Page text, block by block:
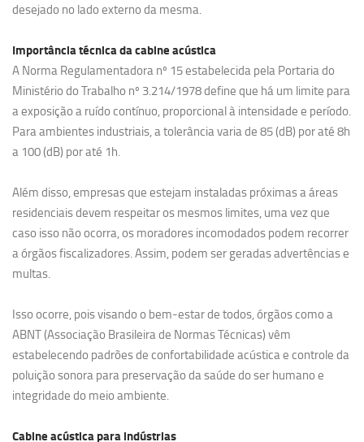
desejado no lado externo da mesma.
Importância técnica da cabine acústica
A Norma Regulamentadora nº 15 estabelecida pela Portaria do
Ministério do Trabalho nº 3.214/1978 define que há um limite para
a exposição a ruído contínuo, proporcional à intensidade e período.
Para ambientes industriais, a tolerância varia de 85 (dB) por até 8h
a 100 (dB) por até 1h.
Além disso, empresas que estejam instaladas próximas a áreas
residenciais devem respeitar os mesmos limites, uma vez que
caso isso não ocorra, os moradores incomodados podem recorrer
a órgãos fiscalizadores. Assim, podem ser geradas advertências e
multas.
Isso ocorre, pois visando o bem-estar de todos, órgãos como a
ABNT (Associação Brasileira de Normas Técnicas) vêm
estabelecendo padrões de confortabilidade acústica e controle da
poluição sonora para preservação da saúde do ser humano e
integridade do meio ambiente.
Cabine acústica para indústrias